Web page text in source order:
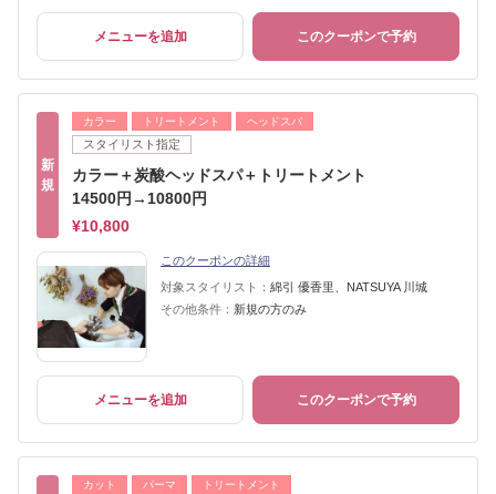
メニューを追加 このクーポンで予約
新
規
カラー トリートメント ヘッドスパ
スタイリスト指定
カラー＋炭酸ヘッドスパ＋トリートメント
14500円→10800円
¥10,800
このクーポンの詳細
対象スタイリスト： 綿引 優香里、NATSUYA 川城
その他条件： 新規の方のみ
メニューを追加 このクーポンで予約
カット パーマ トリートメント